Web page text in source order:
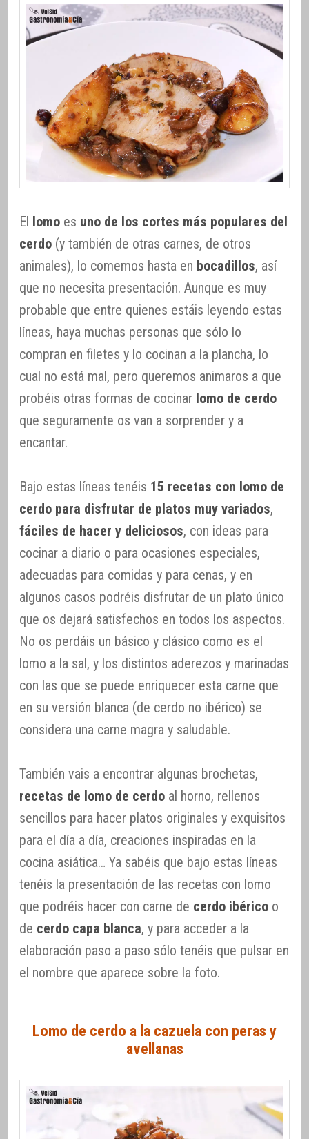
El lomo es uno de los cortes más populares del
cerdo (y también de otras carnes, de otros
animales), lo comemos hasta en bocadillos, así
que no necesita presentación. Aunque es muy
probable que entre quienes estáis leyendo estas
líneas, haya muchas personas que sólo lo
compran en filetes y lo cocinan a la plancha, lo
cual no está mal, pero queremos animaros a que
probéis otras formas de cocinar lomo de cerdo
que seguramente os van a sorprender y a
encantar.
Bajo estas líneas tenéis 15 recetas con lomo de
cerdo para disfrutar de platos muy variados,
fáciles de hacer y deliciosos, con ideas para
cocinar a diario o para ocasiones especiales,
adecuadas para comidas y para cenas, y en
algunos casos podréis disfrutar de un plato único
que os dejará satisfechos en todos los aspectos.
No os perdáis un básico y clásico como es el
lomo a la sal, y los distintos aderezos y marinadas
con las que se puede enriquecer esta carne que
en su versión blanca (de cerdo no ibérico) se
considera una carne magra y saludable.
También vais a encontrar algunas brochetas,
recetas de lomo de cerdo al horno, rellenos
sencillos para hacer platos originales y exquisitos
para el día a día, creaciones inspiradas en la
cocina asiática… Ya sabéis que bajo estas líneas
tenéis la presentación de las recetas con lomo
que podréis hacer con carne de cerdo ibérico o
de cerdo capa blanca, y para acceder a la
elaboración paso a paso sólo tenéis que pulsar en
el nombre que aparece sobre la foto.
Lomo de cerdo a la cazuela con peras y
avellanas